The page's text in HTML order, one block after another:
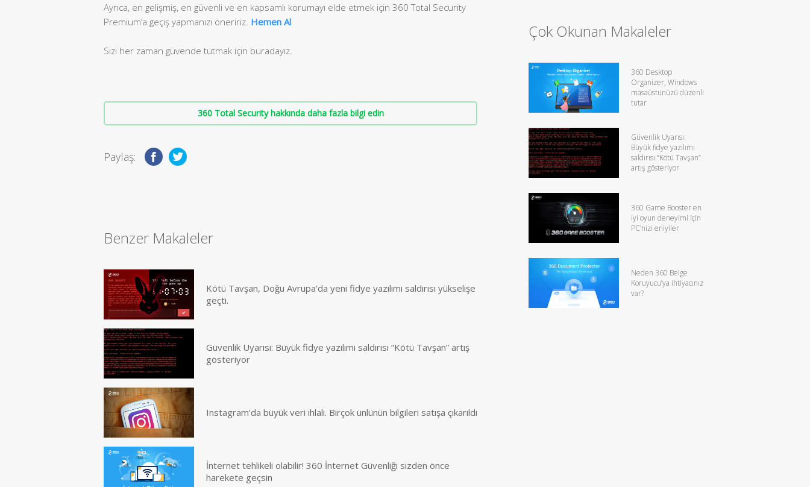
Ayrıca, en gelişmiş, en güvenli ve en kapsamlı korumayı elde etmek için 360 Total Security
Premium’a geçiş yapmanızı öneririz. Hemen Al
Sizi her zaman güvende tutmak için buradayız.
360 Total Security hakkında daha fazla bilgi edin
Paylaş:
Benzer Makaleler
Kötü Tavşan, Doğu Avrupa’da yeni fidye yazılımı saldırısı yükselişe
geçti.
Güvenlik Uyarısı: Büyük fidye yazılımı saldırısı “Kötü Tavşan” artış
gösteriyor
Instagram’da büyük veri ihlali. Birçok ünlünün bilgileri satışa çıkarıldı
İnternet tehlikeli olabilir! 360 İnternet Güvenliği sizden önce
harekete geçsin
Çok Okunan Makaleler
360 Desktop
Organizer, Windows
masaüstünüzü düzenli
tutar
Güvenlik Uyarısı:
Büyük fidye yazılımı
saldırısı “Kötü Tavşan”
artış gösteriyor
360 Game Booster en
iyi oyun deneyimi için
PC’nizi eniyiler
Neden 360 Belge
Koruyucu’ya ihtiyacınız
var?